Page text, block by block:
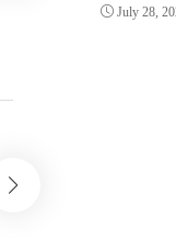
Parenting
July 30, 2026July 28,